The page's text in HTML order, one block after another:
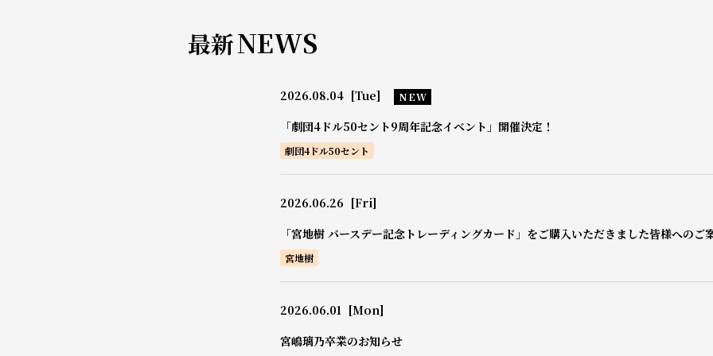
最新NEWS
2026.08.04 [Tue] NEW
「劇団4ドル50セント9周年記念イベント」開催決定！
劇団4ドル50セント
2026.06.26 [Fri]
「宮地樹 バースデー記念トレーディングカード」をご購入いただきました皆様へのご
宮地樹
2026.06.01 [Mon]
宮嶋璃乃卒業のお知らせ